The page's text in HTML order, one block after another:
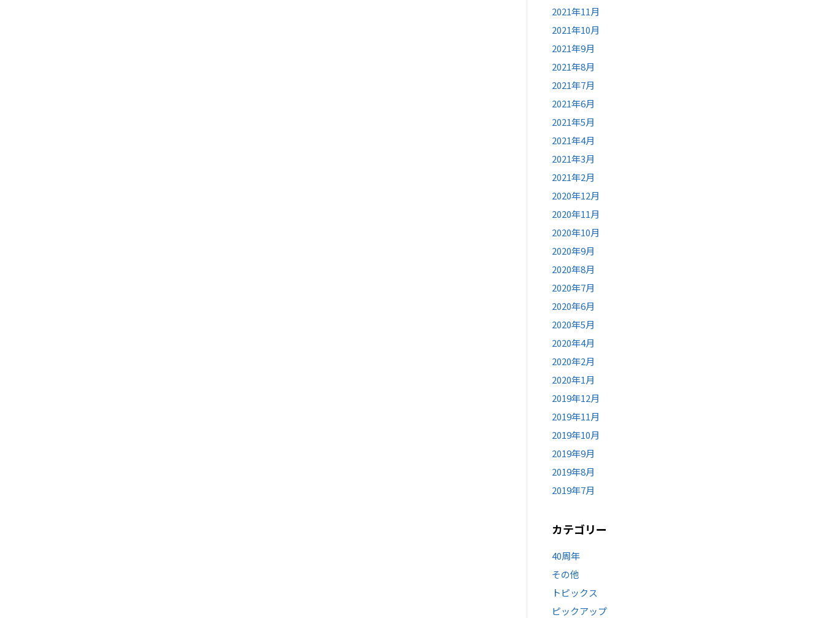
2021年11月
2021年10月
2021年9月
2021年8月
2021年7月
2021年6月
2021年5月
2021年4月
2021年3月
2021年2月
2020年12月
2020年11月
2020年10月
2020年9月
2020年8月
2020年7月
2020年6月
2020年5月
2020年4月
2020年2月
2020年1月
2019年12月
2019年11月
2019年10月
2019年9月
2019年8月
2019年7月
カテゴリー
40周年
その他
トピックス
ピックアップ